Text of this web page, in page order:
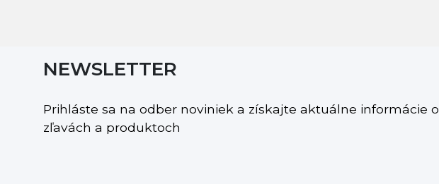
NEWSLETTER
Prihláste sa na odber noviniek a získajte aktuálne informácie o
zľavách a produktoch